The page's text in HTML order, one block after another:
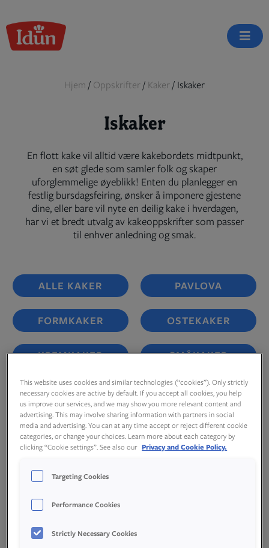
to
content
Hjem / Oppskrifter/ Kaker/ Iskaker
Iskaker
En flott kake vil alltid være kakebordets midtpunkt,
en søt glede som samler folk og skaper
uforglemmelige øyeblikk! Enten du planlegger en
festlig bursdagsfeiring, ønsker å imponere gjestene
dine, eller bare vil nyte en deilig kake i hverdagen,
har vi et bredt utvalg av kakeoppskrifter som passer
til enhver anledning og smak.
ALLE KAKER PAVLOVA
FORMKAKER OSTEKAKER
KREMKAKER SMÅKAKER
ISKAKER SJOKOLADE
This website uses cookies and similar technologies (“cookies”). Only strictly
necessary cookies are active by default. If you accept all cookies, you help
us improve our services, and we may show you more relevant content and
advertising. This may involve sharing information with partners in social
media and advertising. You can at any time accept or reject different cookie
categories, or change your choices. Learn more about each category by
clicking “Cookie settings”. See also our Privacy and Cookie Policy.
Targeting Cookies
Performance Cookies
Strictly Necessary Cookies